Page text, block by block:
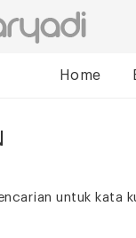
Home
untuk kata